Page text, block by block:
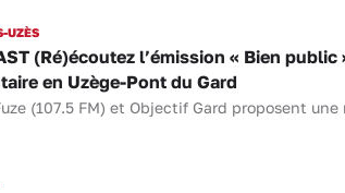
UZÈS
(Ré)écoutez l’émission « Bien
en Uzège-Pont du Gard
(107.5 FM) et Objectif Gard proposent